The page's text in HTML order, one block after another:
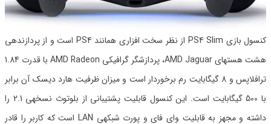
کنسول بازی PS4 Slim از نظر سخت افزاری همانند PS4 است و از پردازندهی
هشت هستهای AMD Jaguar، پردازشگر گرافیکی AMD Radeon با قدرت 1.84
ترافلاپس و 8 گیگابایت رم برخوردار است و میزان ظرفیت هارد دیسک آن برابر
با 500 گیگابایت است. این کنسول قابلیت پشتیبانی از بلوتوث نسخهی 2.1 را
داشته و مجهز به قابلیت وای فای و پورت شبکهی LAN است که کاربر را قادر